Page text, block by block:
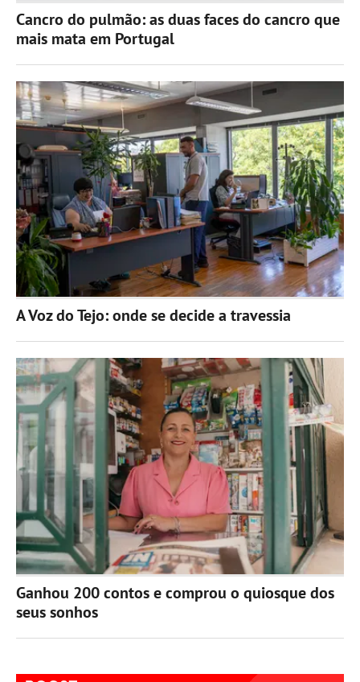
Cancro do pulmão: as duas faces do cancro que
mais mata em Portugal
A Voz do Tejo: onde se decide a travessia
Ganhou 200 contos e comprou o quiosque dos
seus sonhos